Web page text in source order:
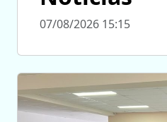
07/08/2026 15:15